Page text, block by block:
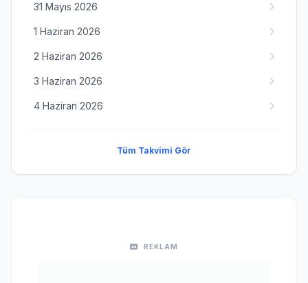
31 Mayıs 2026
1 Haziran 2026
2 Haziran 2026
3 Haziran 2026
4 Haziran 2026
Tüm Takvimi Gör
REKLAM